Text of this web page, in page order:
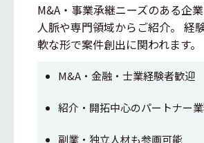
M&A・事業承継ニーズのある企
人脈や専門領域からご紹介。 経
軟な形で案件創出に関われます。
M&A・金融・士業経験者歓迎
紹介・開拓中心のパートナー
副業・独立人材も参画可能